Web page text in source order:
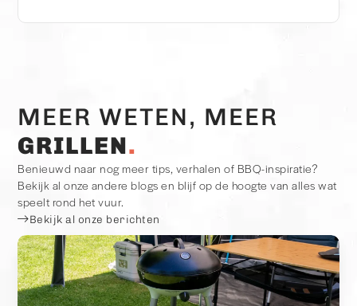
MEER WETEN, MEER
GRILLEN
Benieuwd naar nog meer tips, verhalen of BBQ-inspiratie?
Bekijk al onze andere blogs en blijf op de hoogte van alles wat
speelt rond het vuur.
Bekijk al onze berichten